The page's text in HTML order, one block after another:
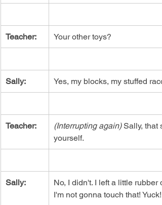
Teacher: Your other toys?
Sally: Yes, my blocks, my stuffed
Teacher: (Interrupting again) Sally, that
yourself.
Sally:
No, I didn't. I left a little
I'm not gonna touch that! Yuck!